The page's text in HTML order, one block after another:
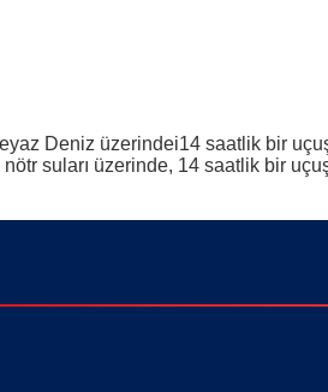
Deniz üzerindei14 saatlik bir
suları üzerinde, 14 saatlik bir